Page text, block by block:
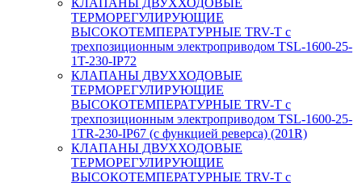
КЛАПАНЫ ДВУХХОДОВЫЕ
ТЕРМОРЕГУЛИРУЮЩИЕ
ВЫСОКОТЕМПЕРАТУРНЫЕ TRV-T с
трехпозиционным электроприводом TSL-1600-25-
1T-230-IP72
КЛАПАНЫ ДВУХХОДОВЫЕ
ТЕРМОРЕГУЛИРУЮЩИЕ
ВЫСОКОТЕМПЕРАТУРНЫЕ TRV-T с
трехпозиционным электроприводом TSL-1600-25-
1TR-230-IP67 (с функцией реверса) (201R)
КЛАПАНЫ ДВУХХОДОВЫЕ
ТЕРМОРЕГУЛИРУЮЩИЕ
ВЫСОКОТЕМПЕРАТУРНЫЕ TRV-T с